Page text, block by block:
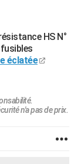
HS N°
éclatée
n'a pas de prix.